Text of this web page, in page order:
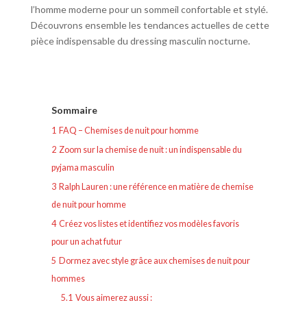
l’homme moderne pour un sommeil confortable et stylé.
Découvrons ensemble les tendances actuelles de cette
pièce indispensable du dressing masculin nocturne.
Sommaire
1 FAQ – Chemises de nuit pour homme
2 Zoom sur la chemise de nuit : un indispensable du
pyjama masculin
3 Ralph Lauren : une référence en matière de chemise
de nuit pour homme
4 Créez vos listes et identifiez vos modèles favoris
pour un achat futur
5 Dormez avec style grâce aux chemises de nuit pour
hommes
5.1 Vous aimerez aussi :